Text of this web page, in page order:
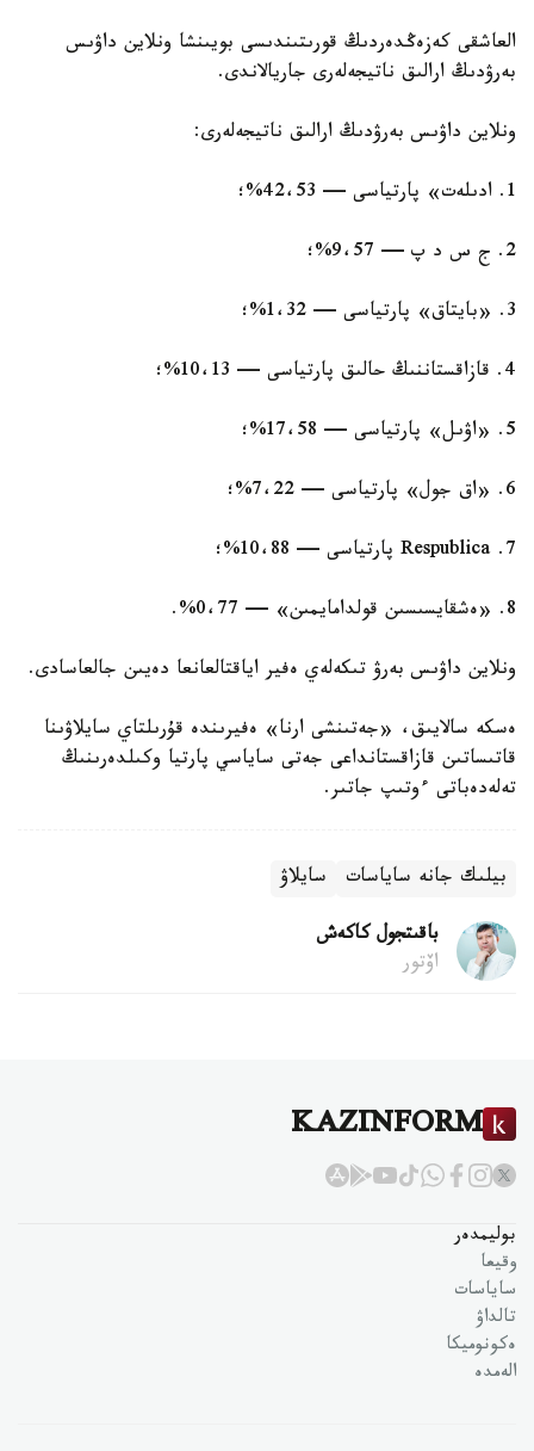
العاشقى كەزەڭدەردىڭ قورىتىندىسى بويىنشا ونلاين داۋىس
بەرۋدىڭ ارالىق ناتيجەلەرى جاريالاندى.
ونلاين داۋىس بەرۋدىڭ ارالىق ناتيجەلەرى:
1. ادىلەت» پارتياسى — 42،53%؛
2. ج س د پ — 9،57%؛
3. «بايتاق» پارتياسى — 1،32%؛
4. قازاقستاننىڭ حالىق پارتياسى — 10،13%؛
5. «اۋىل» پارتياسى — 17،58%؛
6. «اق جول» پارتياسى — 7،22%؛
7. Respublica پارتياسى — 10،88%؛
8. «ەشقايسىسىن قولدامايمىن» — 0،77%.
ونلاين داۋىس بەرۋ تىكەلەي ەفير اياقتالعانعا دەيىن جالعاسادى.
ەسكە سالايىق، «جەتىنشى ارنا» ەفيرىندە قۇرىلتاي سايلاۋىنا
قاتىساتىن قازاقستانداعى جەتى ساياسي پارتيا وكىلدەرىنىڭ
تەلەدەباتى ءوتىپ جاتىر.
بيلىك جانە ساياسات سايلاۋ
باقىتجول كاكەش
اۆتور
KAZINFORM
بوليمدەر
وقيعا
ساياسات
تالداۋ
ەكونوميكا
الەمدە